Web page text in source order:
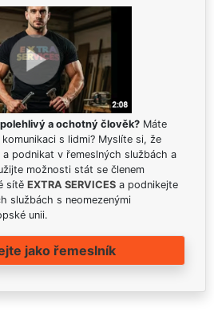
a ochotný člověk? Máte
s lidmi? Myslíte si, že
podnikat v řemeslných službách a
možnosti stát se členem
sítě EXTRA SERVICES a podnikejte
službách s neomezenými
unii.
jako řemeslník